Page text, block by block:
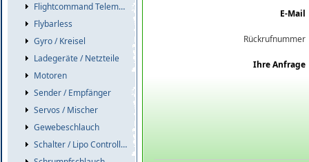
Flightcommand Telemetrie
Flybarless
Gyro / Kreisel
Ladegeräte / Netzteile
Motoren
Sender / Empfänger
Servos / Mischer
Gewebeschlauch
Schalter / Lipo Controller / Akkuweichen
E-Mail
Rückrufnummer
Ihre Anfrage